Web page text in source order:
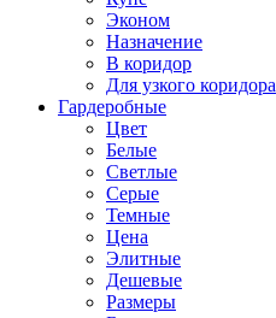
Эконом
Назначение
В коридор
Для узкого коридора
Гардеробные
Цвет
Белые
Светлые
Серые
Темные
Цена
Элитные
Дешевые
Размеры